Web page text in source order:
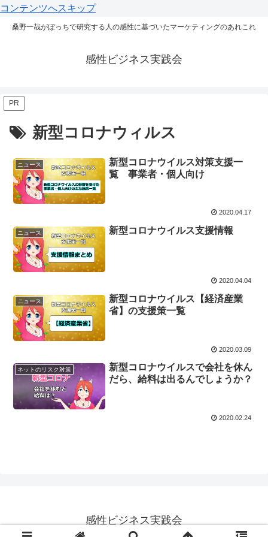
コンテンツへスキップ
桑野一哉がぼっちで研究する人の感性に基づいたマーケティングのあれこれ
感性ビジネス実践会
PR
新型コロナウィルス
ニュース
新型コロナウイルス対策支援一
覧 事業者・個人向け
2020.04.17
ニュース 新型コロナウイルス支援情報
2020.04.04
ニュース
新型コロナウイルス【経済産業
省】の支援策一覧
2020.03.09
ネットのリスク対策
新型コロナウイルスで会社を休ん
だら、給料は出るんでしょうか？
2020.02.24
感性ビジネス実践会